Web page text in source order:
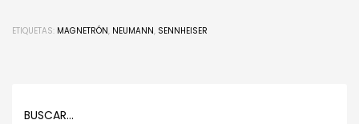
ETIQUETAS: MAGNETRÓN, NEUMANN, SENNHEISER
BUSCAR…